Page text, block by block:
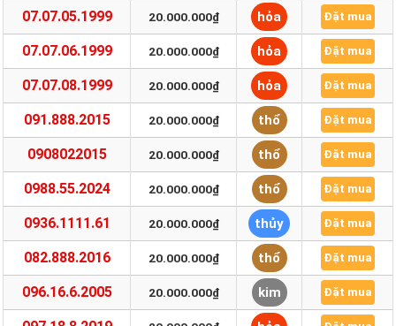
07.07.05.1999 20.000.000₫ hỏa Đặt mua
07.07.06.1999 20.000.000₫ hỏa Đặt mua
07.07.08.1999 20.000.000₫ hỏa Đặt mua
091.888.2015 20.000.000₫ thổ Đặt mua
0908022015 20.000.000₫ thổ Đặt mua
0988.55.2024 20.000.000₫ thổ Đặt mua
0936.1111.61 20.000.000₫ thủy Đặt mua
082.888.2016 20.000.000₫ thổ Đặt mua
096.16.6.2005 20.000.000₫ kim Đặt mua